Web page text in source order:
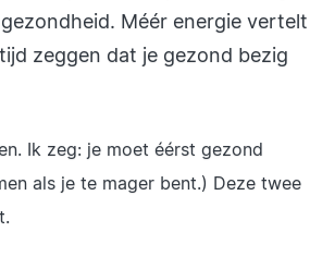
Méér energie vertelt
zeggen dat je gezond bezig
Ik zeg: je moet éérst gezond
als je te mager bent.) Deze twee